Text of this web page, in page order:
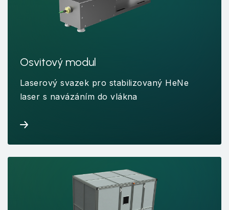
Osvitový modul
Laserový svazek pro stabilizovaný HeNe
laser s navázáním do vlákna